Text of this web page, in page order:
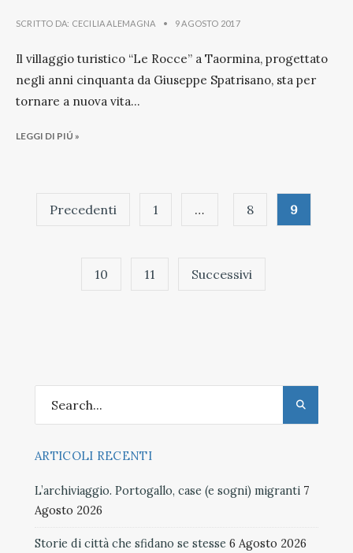
SCRITTO DA: CECILIA ALEMAGNA • 9 AGOSTO 2017
Il villaggio turistico “Le Rocce” a Taormina, progettato
negli anni cinquanta da Giuseppe Spatrisano, sta per
tornare a nuova vita...
LEGGI DI PIÚ »
degliPrecedenti 1 … 8 9
10 11 Successivi
ARTICOLI RECENTI
L’archiviaggio. Portogallo, case (e sogni) migranti 7
Agosto 2026
Storie di città che sfidano se stesse 6 Agosto 2026